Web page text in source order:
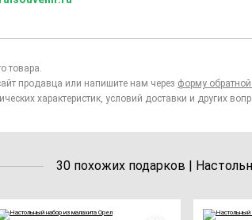
товара.
продавца или напишите нам через форму обратной
характеристик, условий доставки и других
30 похожих подарков |